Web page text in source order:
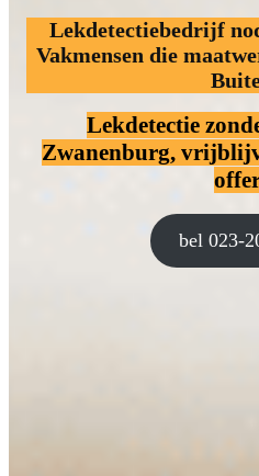
Lekdetectiebedrijf
Vakmensen die
Lekdetectie
Zwanenburg,
bel 023-